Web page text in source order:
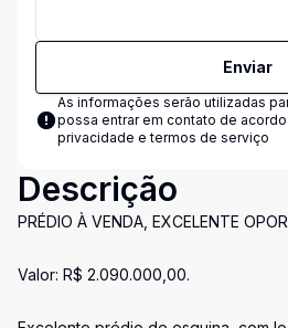
Enviar
As informações serão utilizadas
possa entrar em contato de
privacidade e termos de serviço
Descrição
PRÉDIO À VENDA, EXCELENTE
Valor: R$ 2.090.000,00.